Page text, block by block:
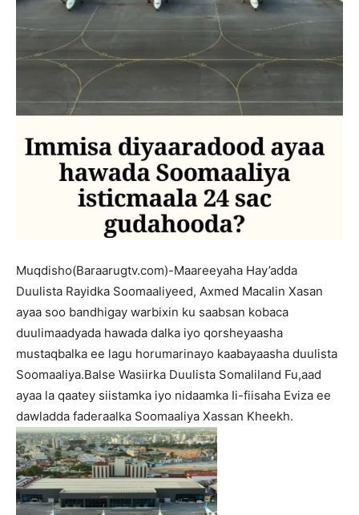
Muqdisho(Baraarugtv.com)-Maareeyaha Hay’adda
Duulista Rayidka Soomaaliyeed, Axmed Macalin Xasan
ayaa soo bandhigay warbixin ku saabsan kobaca
duulimaadyada hawada dalka iyo qorsheyaasha
mustaqbalka ee lagu horumarinayo kaabayaasha duulista
Soomaaliya.Balse Wasiirka Duulista Somaliland Fu,aad
ayaa la qaatey siistamka iyo nidaamka Ii-fiisaha Eviza ee
dawladda faderaalka Soomaaliya Xassan Kheekh.